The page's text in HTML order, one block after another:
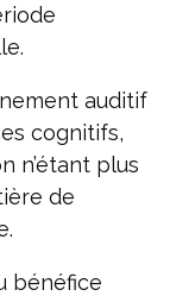
auditif
cognitifs,
n’étant plus
de
bénéfice